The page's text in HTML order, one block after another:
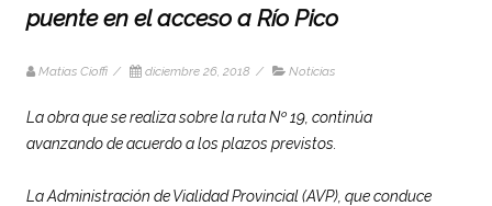
puente en el acceso a Río Pico
Matias Cioffi / diciembre 26, 2018 / Noticias
La obra que se realiza sobre la ruta Nº 19, continúa
avanzando de acuerdo a los plazos previstos.
La Administración de Vialidad Provincial (AVP), que conduce